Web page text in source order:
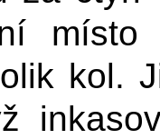
kol.